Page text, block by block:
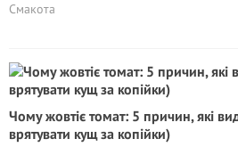
Смакота
Чому жовтіє томат: 5 причин, які
врятувати кущ за копійки)